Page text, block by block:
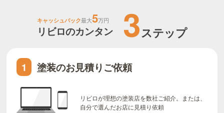
キャッシュバック最大5万円
リビロのカンタン 3ステップ
1 塗装のお見積りご依頼
リビロが理想の塗装店を数社ご紹介。または、
自分で選んだお店に見積り依頼